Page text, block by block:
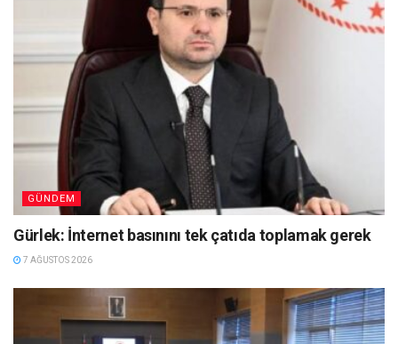
GÜNDEM
Gürlek: İnternet basınını tek çatıda toplamak gerek
7 AĞUSTOS 2026